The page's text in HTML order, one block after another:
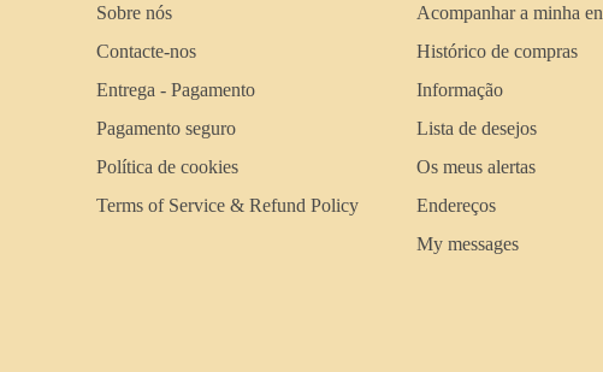
Sobre nós
Contacte-nos
Entrega - Pagamento
Pagamento seguro
Política de cookies
Terms of Service & Refund Policy
Acompanhar a minha
Histórico de compras
Informação
Lista de desejos
Os meus alertas
Endereços
My messages